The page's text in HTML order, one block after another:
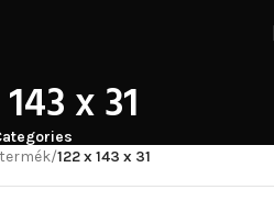
x 31
/122 x 143 x 31